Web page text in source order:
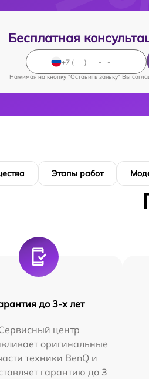
Бесплатная
Нажимая на кнопку "Оставить заявку" Вы
Этапы работ
до 3-х лет
центр
оригинальные
техники BenQ и
гарантию до 3